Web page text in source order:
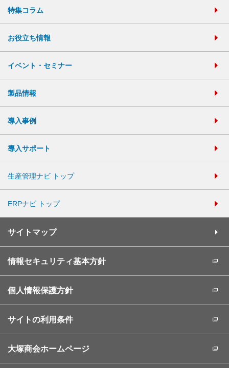
特集コラム
お役立ち情報
イベント・セミナー
製品情報
導入事例
導入サポート
生産管理ナビ トップ
ERPナビ トップ
サイトマップ
情報セキュリティ基本方針
個人情報保護方針
サイトの利用条件
大塚商会ホームページ